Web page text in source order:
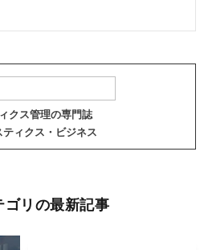
クス管理の専門誌
ティクス・ビジネス
ゴリの最新記事